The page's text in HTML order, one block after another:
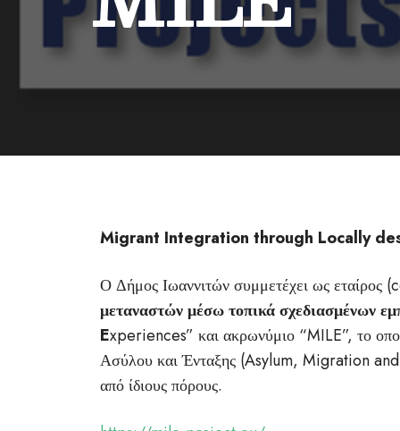
Migrant Integration through Locally
Ο Δήμος Ιωαννιτών συμμετέχει ως εταίρος
μεταναστών μέσω τοπικά σχεδιασμένων
Experiences” και ακρωνύμιο “MILE”, το
Ασύλου και Ένταξης (Asylum, Migration
από ίδιους πόρους.